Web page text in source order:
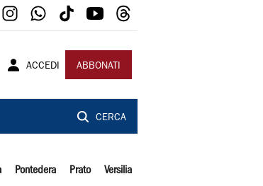
ACCEDI ABBONATI
CERCA
Pontedera Prato Versilia